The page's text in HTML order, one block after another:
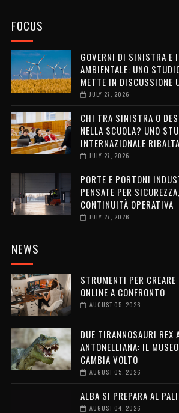
FOCUS
GOVERNI DI SINISTRA E
AMBIENTALE: UNO
METTE IN DISCUSSIONE
JULY 27, 2026
CHI TRA SINISTRA O
NELLA SCUOLA? UNO
INTERNAZIONALE
JULY 27, 2026
PORTE E PORTONI
PENSATE PER
CONTINUITÀ OPERATIVA
JULY 27, 2026
NEWS
STRUMENTI PER
ONLINE A CONFRONTO
AUGUST 05, 2026
DUE TIRANNOSAURI REX
ANTONELLIANA: IL
CAMBIA VOLTO
AUGUST 05, 2026
ALBA SI PREPARA AL
AUGUST 04, 2026